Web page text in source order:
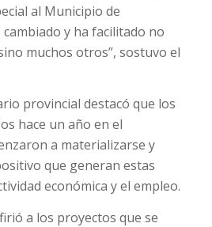
al Municipio de
y ha facilitado no
muchos otros”, sostuvo el
provincial destacó que los
hace un año en el
a materializarse y
que generan estas
económica y el empleo.
a los proyectos que se